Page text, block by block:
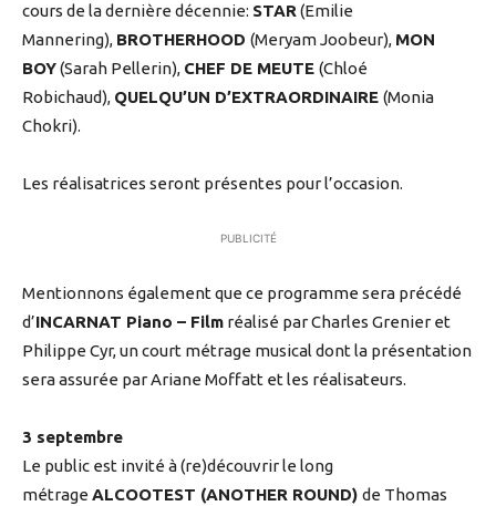
cours de la dernière décennie: STAR (Emilie
Mannering), BROTHERHOOD (Meryam Joobeur), MON
BOY(Sarah Pellerin), CHEF DE MEUTE (Chloé
Robichaud), QUELQU’UN D’EXTRAORDINAIRE (Monia
Chokri).
Les réalisatrices seront présentes pour l’occasion.
PUBLICITÉ
Mentionnons également que ce programme sera précédé
d’INCARNAT Piano – Film réalisé par Charles Grenier et
Philippe Cyr, un court métrage musical dont la présentation
sera assurée par Ariane Moffatt et les réalisateurs.
3 septembre
Le public est invité à (re)découvrir le long
métrage ALCOOTEST (ANOTHER ROUND) de Thomas